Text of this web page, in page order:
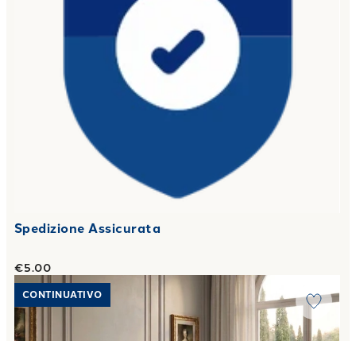
Spedizione Assicurata
€5.00
Link to "Completo Lenzuola two tone in Raso di cotone
CONTINUATIVO